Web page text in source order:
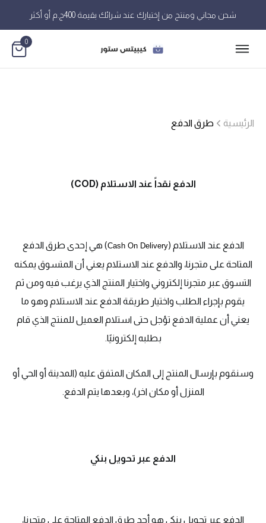
شحن مجاني ومنتج من إختيارك عند شرائك بقيمة 400ج.م أو أكثر
0
الرئيسية طرق الدفع
الدفع نقداً عند الاستلام (COD)
الدفع عند الاستلام (Cash On Delivery) هي إحدى طرق الدفع
المتاحة على متجرنا، والدفع عند الاستلام يعني أن المتسوق يمكنه
التسوق عبر متجرنا إلكتروني واختيار المنتج الذي يرغب فيه ومن ثم
يقوم بإجراء الطلب واختيار طريقة الدفع عند الاستلام وهو ما
يعني أن عملية الدفع تؤجل حتى استلام العميل للمنتج الذي قام
بطلبه إلكترونيًا.
وسنقوم بإرسال المنتج إلى المكان المتفق عليه (المدينة أو الحي أو
المنزل أو مكان اخر)، وبعدها يتم الدفع.
الدفع عبر تحويل بنكي
الدفع عبر تحويل بنكي هو أحد طرق الدفع المتاحة على متجرنا،